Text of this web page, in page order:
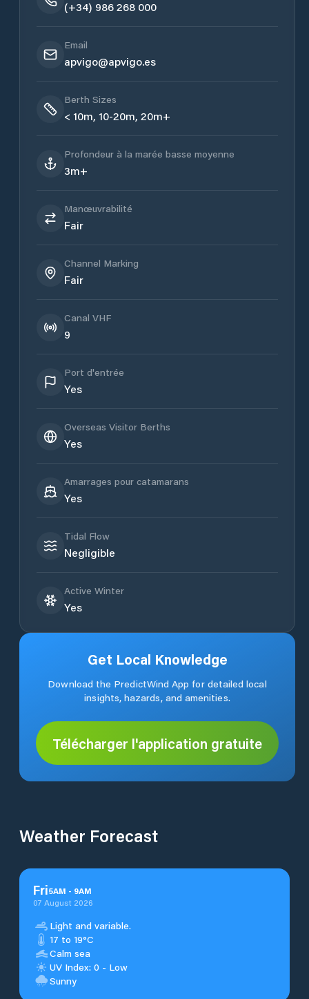
(+34) 986 268 000
Email
apvigo@apvigo.es
Berth Sizes
< 10m, 10-20m, 20m+
Profondeur à la marée basse moyenne
3m+
Manœuvrabilité
Fair
Channel Marking
Fair
Canal VHF
9
Port d'entrée
Yes
Overseas Visitor Berths
Yes
Amarrages pour catamarans
Yes
Tidal Flow
Negligible
Active Winter
Yes
Get Local Knowledge
Download the PredictWind App for detailed local
insights, hazards, and amenities.
Télécharger l'application gratuite
Weather Forecast
Fri5AM - 9AM
07 August 2026
Light and variable.
17 to 19°C
Calm sea
UV Index: 0 - Low
Sunny